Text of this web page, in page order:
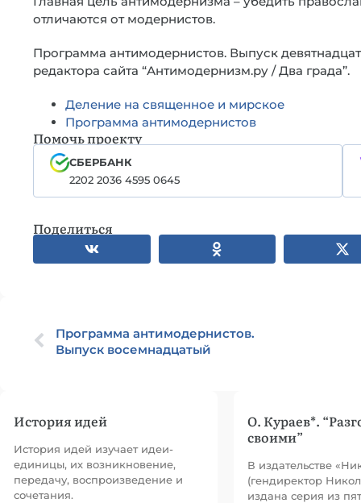
отличаются от модернистов.
Программа антимодернистов. Выпуск
редактора сайта “Антимодернизм.ру / Два града”.
Деление на священное и мирское
Программа антимодернистов
Помочь проекту
СБЕРБАНК
2202 2036 4595 0645
Поделиться
Программа антимодернистов.
Выпуск восемнадцатый
История идей
История идей изучает идеи-
единицы, их возникновение,
передачу, воспроизведение и
сочетания.
О. Кураев*.
своими”
В издательстве
(гендиректор
издана серия из